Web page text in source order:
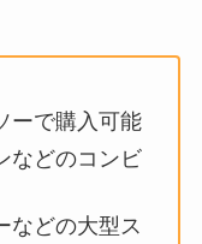
ーで購入可能
などのコンビ
などの大型ス